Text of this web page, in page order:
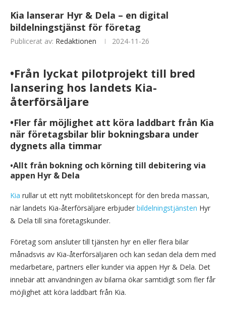
Kia lanserar Hyr & Dela – en digital
bildelningstjänst för företag
Publicerat av: Redaktionen 2024-11-26
•Från lyckat pilotprojekt till bred
lansering hos landets Kia-
återförsäljare
•Fler får möjlighet att köra laddbart från Kia
när företagsbilar blir bokningsbara under
dygnets alla timmar
•Allt från bokning och körning till debitering via
appen Hyr & Dela
Kia rullar ut ett nytt mobilitetskoncept för den breda massan,
när landets Kia-återförsäljare erbjuder bildelningstjänsten Hyr
& Dela till sina företagskunder.
Företag som ansluter till tjänsten hyr en eller flera bilar
månadsvis av Kia-återförsäljaren och kan sedan dela dem med
medarbetare, partners eller kunder via appen Hyr & Dela. Det
innebär att användningen av bilarna ökar samtidigt som fler får
möjlighet att köra laddbart från Kia.